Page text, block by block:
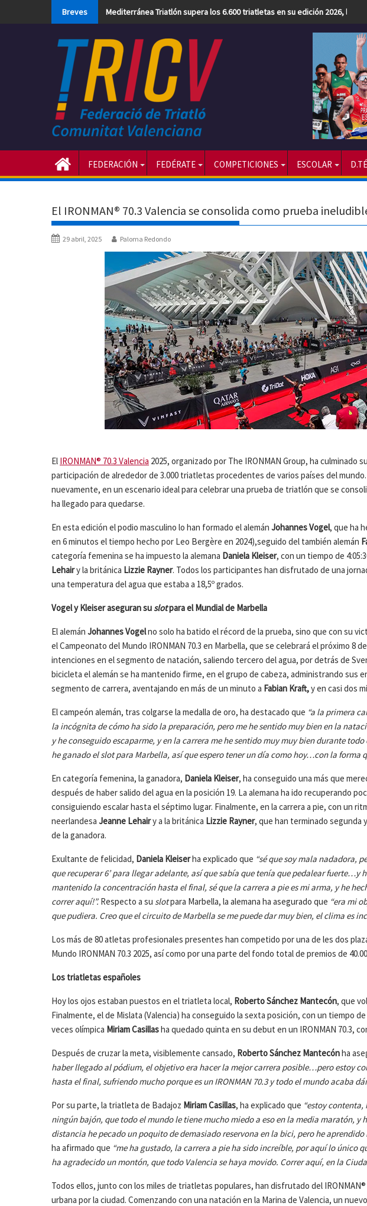
Breves Mediterránea Triatlón supera los 6.600 triatletas en su edición 2026, la
FEDERACIÓN FEDÉRATE COMPETICIONES ESCOLAR
El IRONMAN® 70.3 Valencia se consolida como prueba
29 abril, 2025 Paloma Redondo
El IRONMAN® 70.3 Valencia 2025, organizado por The IRONMAN Group, ha culminado
participación de alrededor de 3.000 triatletas procedentes de varios países del
nuevamente, en un escenario ideal para celebrar una prueba de triatlón que se
ha llegado para quedarse.
En esta edición el podio masculino lo han formado el alemán Johannes Vogel, que ha
en 6 minutos el tiempo hecho por Leo Bergère en 2024),seguido del también alemán
categoría femenina se ha impuesto la alemana Daniela Kleiser, con un tiempo de
Lehairy la británica Lizzie Rayner. Todos los participantes han disfrutado de una
una temperatura del agua que estaba a 18,5º grados.
Vogel y Kleiser aseguran suslotpara el Mundial de Marbella
El alemán Johannes Vogelno solo ha batido el récord de la prueba, sino que con su
el Campeonato del Mundo IRONMAN 70.3 en Marbella, que se celebrará el próximo 8
intenciones en el segmento de natación, saliendo tercero del agua, por detrás de
bicicleta el alemán se ha mantenido firme, en el grupo de cabeza, administrando sus
segmento de carrera, aventajando en más de un minuto a Fabian Kraft,y en casi dos
El campeón alemán, tras colgarse la medalla de oro, ha destacado que “a la primera
la incógnita de cómo ha sido la preparación, pero me he sentido muy bien en la
y he conseguido escaparme, y en la carrera me he sentido muy muy bien durante todo
he ganado el slot para Marbella, así que espero tener un día como hoy…con la forma
En categoría femenina, la ganadora, Daniela Kleiser, ha conseguido una más que
después de haber salido del agua en la posición 19. La alemana ha ido recuperando
consiguiendo escalar hasta el séptimo lugar. Finalmente, en la carrera a pie, con un
neerlandesa Jeanne Lehairy a la británica Lizzie Rayner, que han terminado segunda
de la ganadora.
Exultante de felicidad, Daniela Kleiserha explicado que “sé que soy mala nadadora,
que recuperar 6’ para llegar adelante, así que sabía que tenía que pedalear fuerte…y
mantenido la concentración hasta el final, sé que la carrera a pie es mi arma, y he
correr aquí!”. Respecto a su slotpara Marbella, la alemana ha asegurado que “era mi
que pudiera. Creo que el circuito de Marbella se me puede dar muy bien, el clima es
Los más de 80 atletas profesionales presentes han competido por una de les dos
Mundo IRONMAN 70.3 2025, así como por una parte del fondo total de premios de
Los triatletas españoles
Hoy los ojos estaban puestos en el triatleta local, Roberto Sánchez Mantecón, que
Finalmente, el de Mislata (Valencia) ha conseguido la sexta posición, con un tiempo
veces olímpica Miriam Casillasha quedado quinta en su debut en un IRONMAN 70.3,
Después de cruzar la meta, visiblemente cansado, Roberto Sánchez Mantecónha
haber llegado al pódium, el objetivo era hacer la mejor carrera posible…pero estoy
hasta el final, sufriendo mucho porque es un IRONMAN 70.3 y todo el mundo acaba
Por su parte, la triatleta de Badajoz Miriam Casillas, ha explicado que “estoy
ningún bajón, que todo el mundo le tiene mucho miedo a eso en la media maratón, y
distancia he pecado un poquito de demasiado reservona en la bici, pero he aprendido
ha afirmado que “me ha gustado, la carrera a pie ha sido increíble, por aquí lo único
ha agradecido un montón, que todo Valencia se haya movido. Correr aquí, en la
Todos ellos, junto con los miles de triatletas populares, han disfrutado del
urbana por la ciudad. Comenzando con una natación en la Marina de Valencia, un